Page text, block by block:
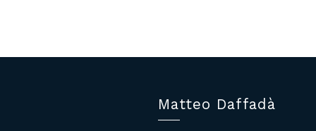
Matteo Daffadà